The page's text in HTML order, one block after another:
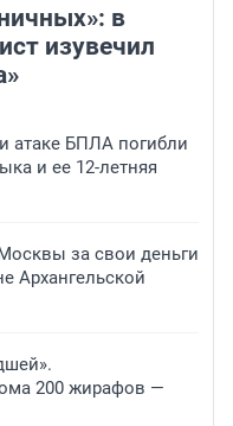
в
изувечил
атаке БПЛА погибли
и ее 12-летняя
за свои деньги
Архангельской
200 жирафов —